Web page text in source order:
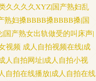
久久久久XYZ|国产熟妇乱
熟妇搡BBBB搡BBBB搡|国
国产熟女出轨做受的叫床声|
视频 成人自拍视频在线|成
人自拍网址|成人自拍小视
自拍在线播放|成人自拍在线